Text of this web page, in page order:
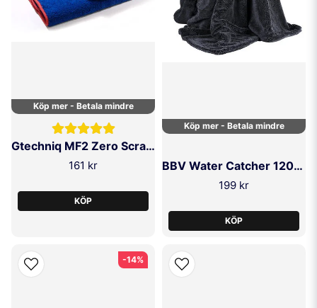
Köp mer - Betala mindre
Gtechniq MF2 Zero Scratch Microfibre Drying Towel
161 kr
KÖP
Köp mer - Betala mindre
BBV Water Catcher 1200GSM
199 kr
KÖP
-14%